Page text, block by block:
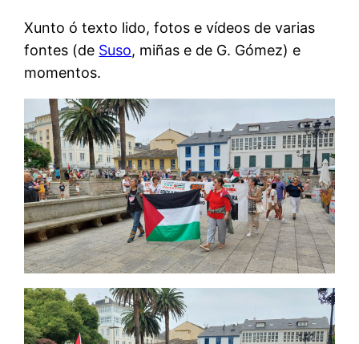
Xunto ó texto lido, fotos e vídeos de varias
fontes (de Suso, miñas e de G. Gómez) e
momentos.